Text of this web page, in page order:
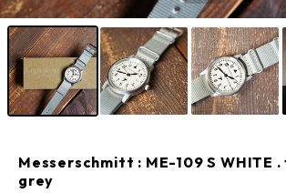
Messerschmitt : ME-109 S WHITE
grey